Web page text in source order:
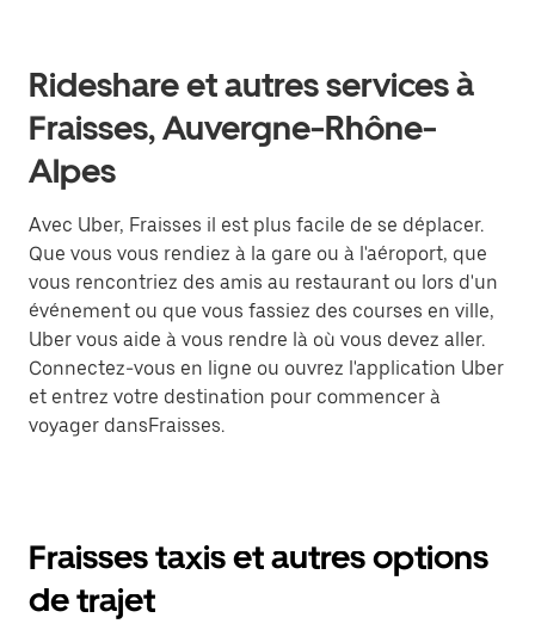
Rideshare et autres services à
Fraisses, Auvergne-Rhône-
Alpes
Avec Uber, Fraisses il est plus facile de se déplacer.
Que vous vous rendiez à la gare ou à l'aéroport, que
vous rencontriez des amis au restaurant ou lors d'un
événement ou que vous fassiez des courses en ville,
Uber vous aide à vous rendre là où vous devez aller.
Connectez-vous en ligne ou ouvrez l'application Uber
et entrez votre destination pour commencer à
voyager dansFraisses.
Fraisses taxis et autres options
de trajet